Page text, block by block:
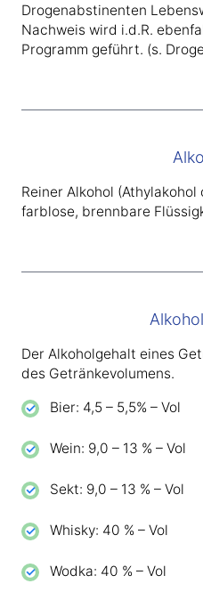
Drogenabstinenten
Nachweis wird i.d.R.
Programm geführt. (s.
Reiner Alkohol
farblose, brennbare
Der Alkoholgehalt eines
des Getränkevolumens.
Bier: 4,5 – 5,5% – Vol
Wein: 9,0 – 13 % – Vol
Sekt: 9,0 – 13 % – Vol
Whisky: 40 % – Vol
Wodka: 40 % – Vol